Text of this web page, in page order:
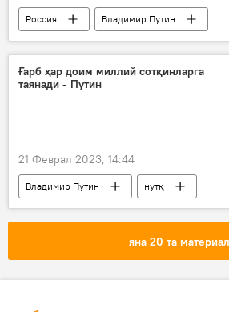
Россия Владимир Путин
Ғарб ҳар доим миллий сотқинларга
таянади - Путин
21 Феврал 2023, 14:44
Владимир Путин
нутқ
нутқ сўзлади
Россия
яна 20 та материал